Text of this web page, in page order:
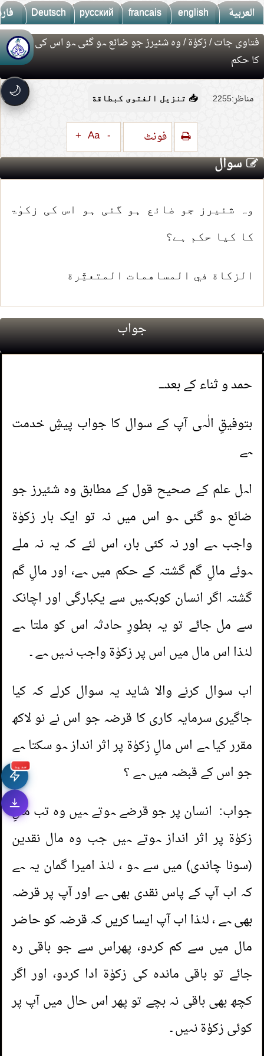
العربية english
francais
русский
Deutsch
🌙
جديد
🚀جديد الموقع!
سرعة فائقة
واجهة أكثر أناقة وسهولة
🔔 إشعارات ذكية
تتابع كل جديد بخطوة واحدة
فتاوی جات/​زکوٰۃ/ وہ شئیرز جو ضائع ہو گئی ہو اس کی زکوٰۃ
کا حکم
مناظر:2255 📥 تنزيل الفتوى كبطاقة
فونٹ -
Aa
+
سوال
وہ شئیرز جو ضائع ہو گئی ہو اس کی زکوٰۃ
کا کیا حکم ہے؟
الزكاة في المساهمات المتعثِّرة
جواب
حمد و ثناء کے بعد۔۔۔
بتوفیقِ الٰہی آپ کے سوال کا جواب پیشِ خدمت
ہے
اہل علم کے صحیح قول کے مطابق وہ شئیرز جو
ضائع ہو گئی ہو اس میں نہ تو ایک بار زکوٰۃ
واجب ہے اور نہ کئی بار، اس لئے کہ یہ نہ ملے
ہوئے مالِ گم گشتہ کے حکم میں ہے، اور مالِ گم
گشتہ اگر انسان کوبکہیں سے یکبارگی اور اچانک
سے مل جائے تو یہ بطورِ حادثہ اس کو ملتا ہے
لہٰذا اس مال میں اس پر زکوٰۃ واجب نہیں ہے ۔
اب سوال کرنے والا شاید یہ سوال کرلے کہ کیا
جاگیری سرمایہ کاری کا قرضہ جو اس نے نو لاکھ
مقرر کیا ہے اس مالِ زکوٰۃ پر اثر انداز ہو سکتا ہے
جو اس کے قبضہ میں ہے ؟
جواب: انسان پر جو قرضے ہوتے ہیں وہ تب مالِ
زکوٰۃ پر اثر انداز ہوتے ہیں جب وہ مال نقدین
(سونا چاندی) میں سے ہو ، لہٰذ امیرا گمان یہ ہے
کہ اب آپ کے پاس نقدی بھی ہے اور آپ پر قرضہ
بھی ہے ، لہٰذا اب آپ ایسا کریں کہ قرضہ کو حاضر
مال میں سے کم کردو، پھراس سے جو باقی رہ
جائے تو باقی ماندہ کی زکوٰۃ ادا کردو، اور اگر
کچھ بھی باقی نہ بچے تو پھر اس حال میں آپ پر
کوئی زکوٰۃ نہیں ۔
1. کیا یہ ضرورت سود لینے کو مباح کرتی ہے؟
2. ریزر بلیڈ بیچنے کا حکم
کام ختم ہونے سے پہلے آفس سے لوٹنا
4. خون بہا کی ادائیگی کے انشورنس کا کیا حکم
ہے؟
5. مکمل طور پر ذبح شدہ جانور کے خریدنے کا
حکم
عورتوں کا بیوٹی پارلر اور لیڈی ہئیر ڈریسر کے
کام کرنے کا حکم
1. کیا مشت زنی سے روزہ ٹوٹ جاتا ہے
( مناظر6901 ) 2. جمعہ کا خطبہ اور اس سے پہلے
درس دینا
( مناظر6160 )
3. بیوی کے سرینوں ساتھ مداعبت